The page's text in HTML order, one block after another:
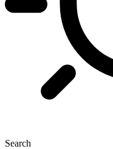
Search